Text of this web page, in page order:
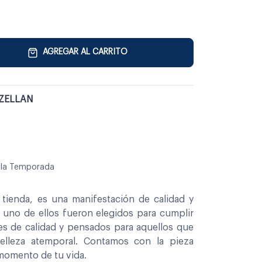
AGREGAR AL CARRITO
Temporada
es una manifestación de calidad y
uno de ellos fueron elegidos para cumplir
de calidad y pensados para aquellos que
atemporal. Contamos con la pieza
de tu vida.